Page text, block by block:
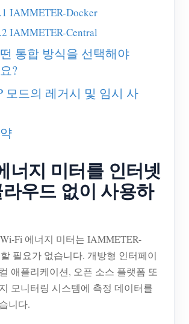
활동
소개
IAMMETER-Docker
IAMMETER-Central
통합 방식을 선택해야
?
모드의 레거시 및 임시 사
너지 미터를 인터넷
우드 없이 사용하
Fi 에너지 미터는 IAMMETER-
필요가 없습니다. 개방형 인터페이
애플리케이션, 오픈 소스 플랫폼 또
모니터링 시스템에 측정 데이터를
니다.